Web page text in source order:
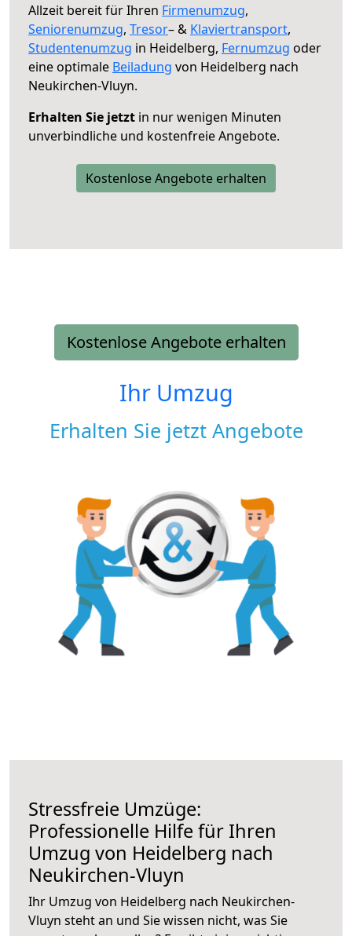
Allzeit bereit für Ihren Firmenumzug,
Seniorenumzug, Tresor– & Klaviertransport,
Studentenumzug in Heidelberg, Fernumzug oder
eine optimale Beiladung von Heidelberg nach
Neukirchen-Vluyn.
Erhalten Sie jetzt in nur wenigen Minuten
unverbindliche und kostenfreie Angebote.
Kostenlose Angebote erhalten
Kostenlose Angebote erhalten
Ihr Umzug
Erhalten Sie jetzt Angebote
Stressfreie Umzüge:
Professionelle Hilfe für Ihren
Umzug von Heidelberg nach
Neukirchen-Vluyn
Ihr Umzug von Heidelberg nach Neukirchen-
Vluyn steht an und Sie wissen nicht, was Sie